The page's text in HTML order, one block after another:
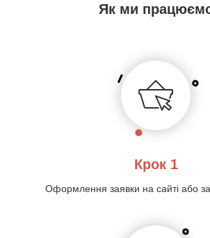
Як ми
Крок 1
Оформлення заявки на сайті або